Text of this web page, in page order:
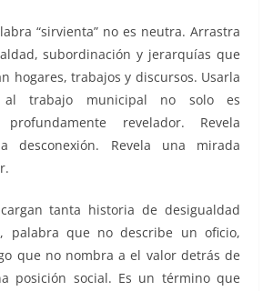
“sirvienta” no es neutra. Arrastra
subordinación y jerarquías que
hogares, trabajos y discursos. Usarla
al trabajo municipal no solo es
revelador. Revela
desconexión. Revela una mirada
tanta historia de desigualdad
palabra que no describe un oficio,
que no nombra a el valor detrás de
posición social. Es un término que